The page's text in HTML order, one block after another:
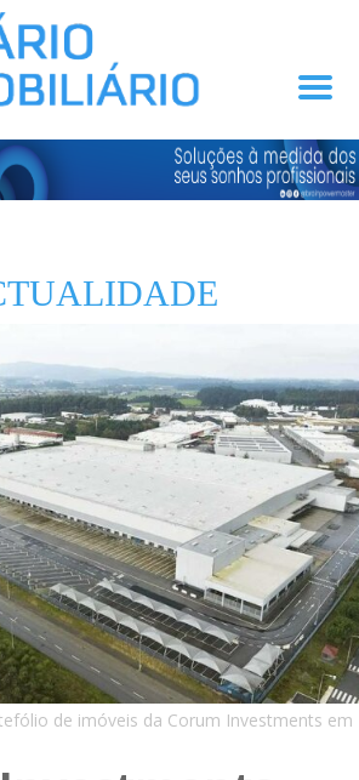
de imóveis da Corum Investments em